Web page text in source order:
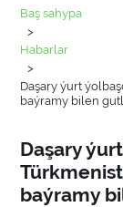
Baş sahypa
>
Habarlar
>
Daşary ýurt
baýramy bilen
Daşary
baýramy